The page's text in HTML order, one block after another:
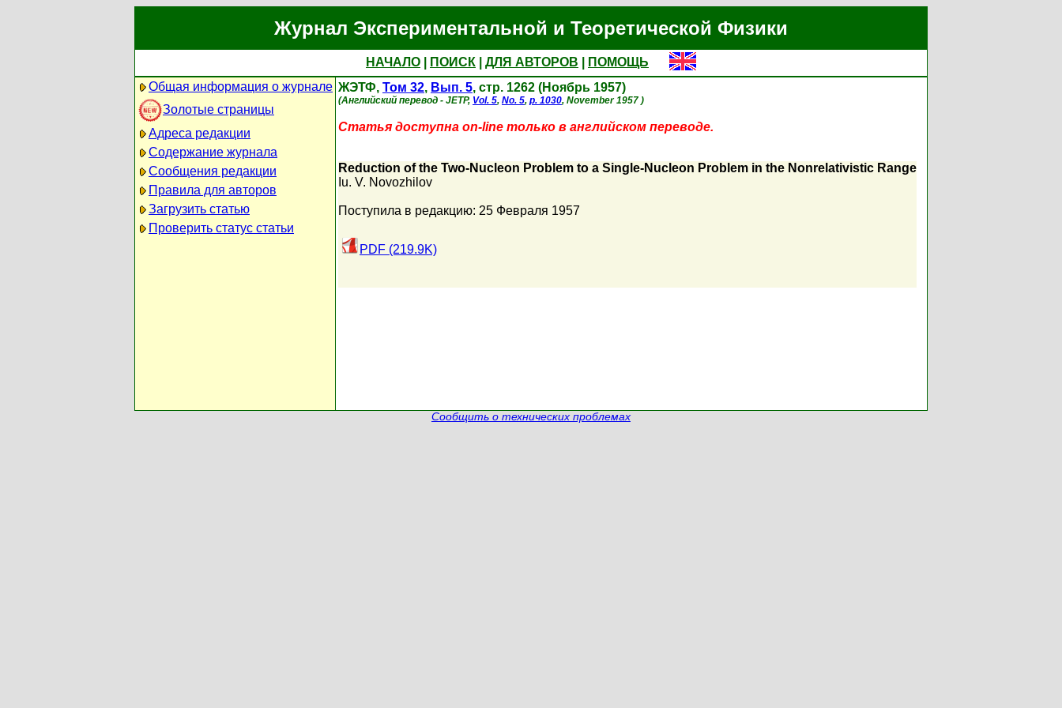
Журнал Экспериментальной и Теоретической Физики
НАЧАЛО ПОИСК ДЛЯ АВТОРОВ
ПОМОЩЬ
Общая информация о журнале
Золотые страницы
Адреса редакции
Содержание журнала
Сообщения редакции
Правила для авторов
Загрузить статью
Проверить статус статьи
ЖЭТФ, Том 32, Вып. 5, стр. 1262 (Ноябрь 1957)
(Английский перевод - JETP, Vol. 5, No. 5, p. 1030, November 1957 )
Статья доступна on-line только в английском переводе.
Reduction of the Two-Nucleon Problem to a Single-Nucleon Problem in the Nonrelativistic Range
Iu. V. Novozhilov
Поступила в редакцию: 25 Февраля 1957
PDF (219.9K)
Сообщить о технических проблемах